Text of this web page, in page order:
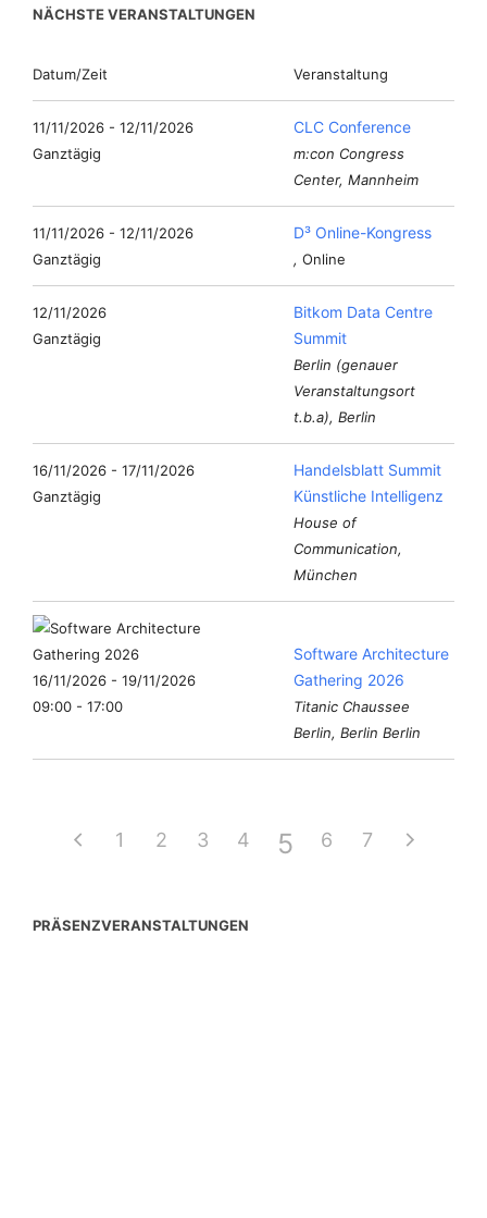
NÄCHSTE VERANSTALTUNGEN
Datum/Zeit Veranstaltung
11/11/2026 - 12/11/2026
Ganztägig
CLC Conference
m:con Congress
Center, Mannheim
11/11/2026 - 12/11/2026
Ganztägig
D³ Online-Kongress
, Online
12/11/2026
Ganztägig
Bitkom Data Centre
Summit
Berlin (genauer
Veranstaltungsort
t.b.a), Berlin
16/11/2026 - 17/11/2026
Ganztägig
Handelsblatt Summit
Künstliche Intelligenz
House of
Communication,
München
16/11/2026 - 19/11/2026
09:00 - 17:00
Software Architecture
Gathering 2026
Titanic Chaussee
Berlin, Berlin Berlin
1 2 3 4 5 6 7
PRÄSENZVERANSTALTUNGEN